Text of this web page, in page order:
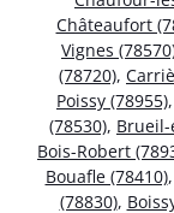
Châteaufort
Vignes
(78720),
Poissy (78955),
(78530), Brueil-
Bois-Robert
Bouafle (78410),
(78830),